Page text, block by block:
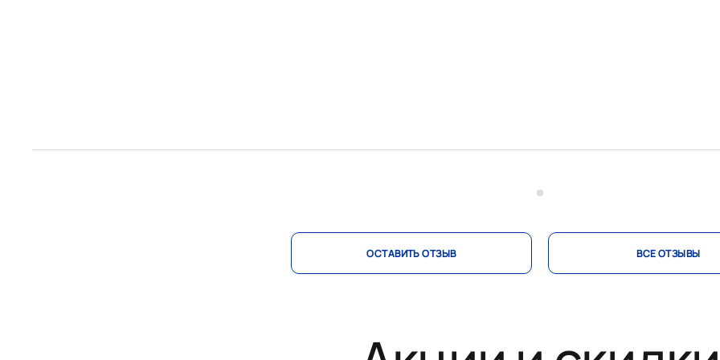
ОСТАВИТЬ ОТЗЫВ ВСЕ ОТЗЫВЫ